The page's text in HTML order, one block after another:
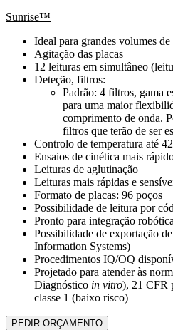
Sunrise™
Ideal para grandes volumes
Agitação das placas
12 leituras em simultâneo
Deteção, filtros:
Padrão: 4 filtros, gama
para uma maior
comprimento de onda.
filtros que terão de ser
Controlo de temperatura até
Ensaios de cinética mais
Leituras de aglutinação
Leituras mais rápidas e
Formato de placas: 96 poços
Possibilidade de leitura por
Pronto para integração robótica
Possibilidade de exportação
Information Systems)
Procedimentos IQ/OQ
Projetado para atender às
Diagnóstico in vitro), 21 CFR
classe 1 (baixo risco)
PEDIR ORÇAMENTO